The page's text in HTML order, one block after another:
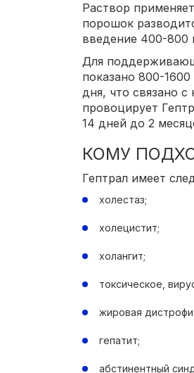
Раствор
порошок
введение 400-800
Для
показано 800-
дня, что связано
провоцирует
14 дней до 2
КОМУ
Гептрал имеет
холестаз;
холецистит;
холангит;
токсическое,
жировая
гепатит;
абстинентный